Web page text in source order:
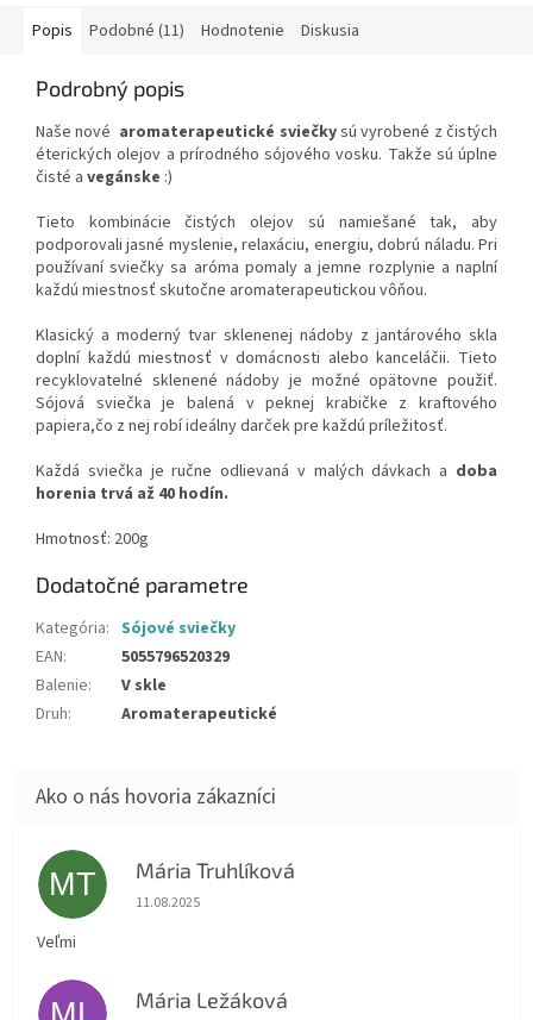
Popis Podobné (11) Hodnotenie Diskusia
Podrobný popis
Naše nové aromaterapeutické sviečkysú vyrobené z čistých
éterických olejov a prírodného sójového vosku. Takže sú úplne
čisté a vegánske :)
Tieto kombinácie čistých olejov sú namiešané tak, aby
podporovali jasné myslenie, relaxáciu, energiu, dobrú náladu. Pri
používaní sviečky sa aróma pomaly a jemne rozplynie a naplní
každú miestnosť skutočne aromaterapeutickou vôňou.
Klasický a moderný tvar sklenenej nádoby z jantárového skla
doplní každú miestnosť v domácnosti alebo kanceláčii. Tieto
recyklovatelné sklenené nádoby je možné opätovne použiť.
Sójová sviečka je balená v peknej krabičke z kraftového
papiera,čo z nej robí ideálny darček pre každú príležitosť.
Každá sviečka je ručne odlievaná v malých dávkach a doba
horenia trvá až 40 hodín.
Hmotnosť: 200g
Dodatočné parametre
Kategória: Sójové sviečky
EAN:
5055796520329
Balenie:
V skle
Druh: Aromaterapeutické
MT Mária Truhlíková
Hodnotenie obchodu je 5 z 5 hviezdičiek.
11.08.2025
Veľmi
Mária Ležáková